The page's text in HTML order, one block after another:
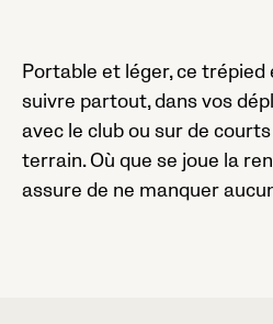
Portable et léger, ce
suivre partout, dans vos
avec le club ou sur de
terrain. Où que se joue la
assure de ne manquer